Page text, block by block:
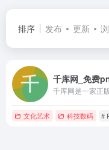
排序 发布 更新
文化艺术 科技数码 #